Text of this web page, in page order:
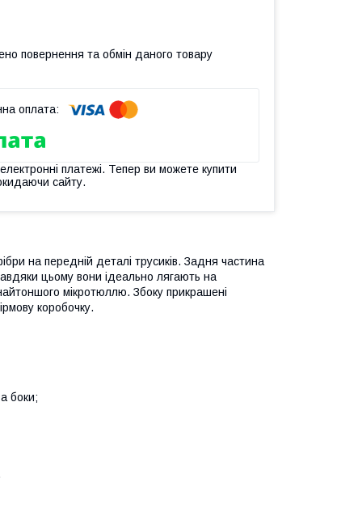
повернення та обмін даного товару
платежі. Тепер ви можете купити
сайту.
на передній деталі трусиків. Задня частина
цьому вони ідеально лягають на
мікротюллю. Збоку прикрашені
коробочку.
боки;